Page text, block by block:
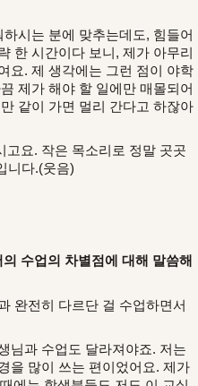
시는 분에 맞추는데도, 힘들어
한 시간이다 보니, 제가 아무리
요. 제 생각에는 그런 점이 야학
제가 해야 할 일에만 매몰되어
같이 가면 멀리 간다고 하잖아
고요. 작은 목소리로 정말 곳곳
니다.(웃음)
수업의 차별점에 대해 말씀해
완전히 다르단 걸 수업하면서
님과 수업도 달라져야죠. 저는
을 많이 쓰는 편이었어요. 제가